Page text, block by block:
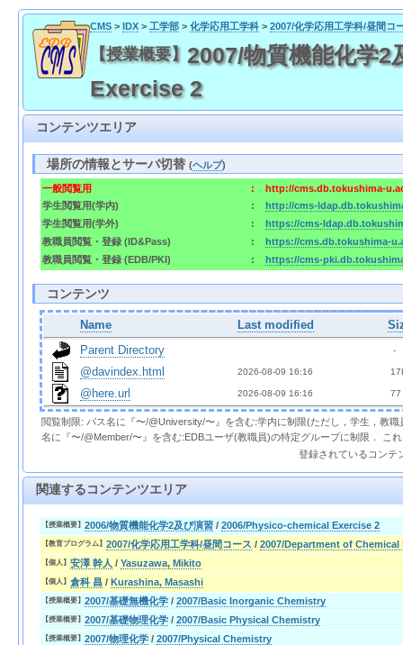
CMS> IDX> 工学部> 化学応用工学科> 2007/化学応用工学科/昼間コ
【授業概要】 2007/物質機能化学
Exercise 2
コンテンツエリア
場所の情報とサーバ切替(ヘルプ)
一般閲覧用 :
http://cms.db.tokushima-
学生閲覧用(学内)
:
http://cms-
学生閲覧用(学外)
:
https://cms-
教職員閲覧・登録 (ID&Pass)
:
https://cms.db.tokushima-
教職員閲覧・登録 (EDB/PKI)
: https://cms-
コンテンツ
Name Last modified
Parent Directory
  -
@davindex.html 2026-08-09 16:16
@here.url 2026-08-09 16:16 77
閲覧制限: パス名に『〜/@University/〜』を含む:学内に制限(ただし，学生，教
名に『〜/@Member/〜』を含む:EDBユーザ(教職員)の特定グループに制限． こ
登録されているコンテ
関連するコンテンツエリア
【授業概要】 2006/物質機能化学2及び演習 / 2006/Physico-chemical Exercise 2
【教育プログラム】 2007/化学応用工学科/昼間コース / 2007/Department of
【個人】 安澤 幹人 / Yasuzawa, Mikito
【個人】 倉科 昌 / Kurashina, Masashi
【授業概要】 2007/基礎無機化学 / 2007/Basic Inorganic Chemistry
【授業概要】 2007/基礎物理化学 / 2007/Basic Physical Chemistry
【授業概要】 2007/物理化学 / 2007/Physical Chemistry